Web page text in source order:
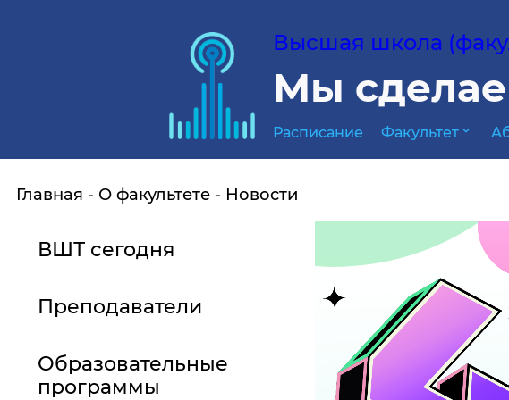
Высшая школа
Мы
Расписание Факультет expand_more
Главная О факультете Новости
ВШТ сегодня
Преподаватели
Образовательные
программы